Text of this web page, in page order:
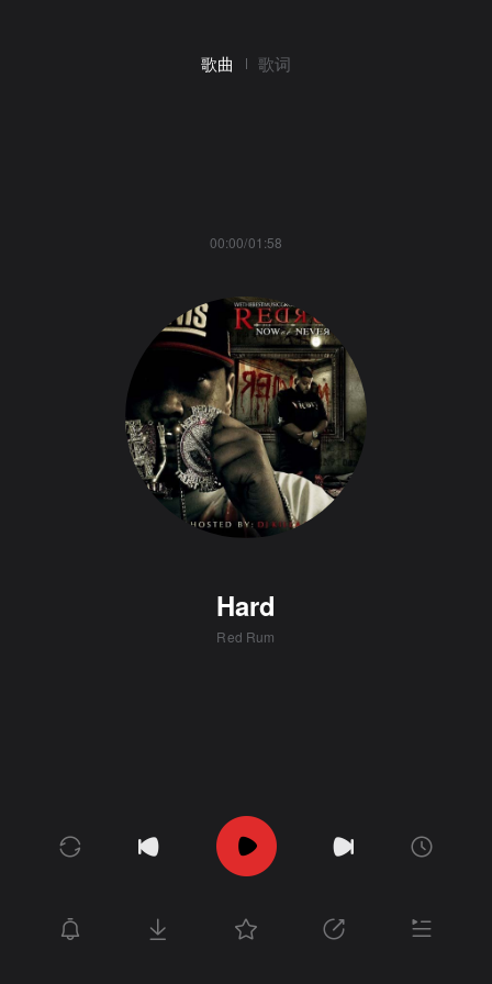
歌曲 歌词
00:00/01:58
Hard
Red Rum